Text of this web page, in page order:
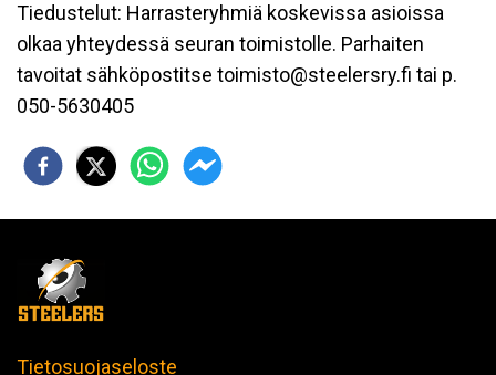
Tiedustelut: Harrasteryhmiä koskevissa asioissa
olkaa yhteydessä seuran toimistolle. Parhaiten
tavoitat sähköpostitse toimisto@steelersry.fi tai p.
050-5630405
Tietosuojaseloste